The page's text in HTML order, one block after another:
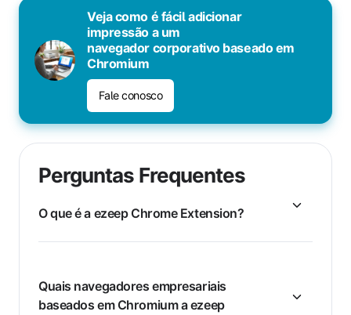
Veja como é fácil adicionar
impressão a um
navegador corporativo baseado em
Chromium
Fale conosco
Perguntas Frequentes
O que é a ezeep Chrome Extension?
Quais navegadores empresariais
baseados em Chromium a ezeep